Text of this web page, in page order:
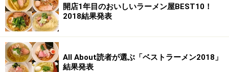
開店1年目のおいしいラーメン屋BEST10！
2018結果発表
All About読者が選ぶ「ベストラーメン2018」
結果発表